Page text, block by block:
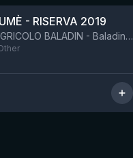
- RISERVA 2019
BIRRIFICIO AGRICOLO BALADIN - Baladin Indipendente Italian Farm Brewery